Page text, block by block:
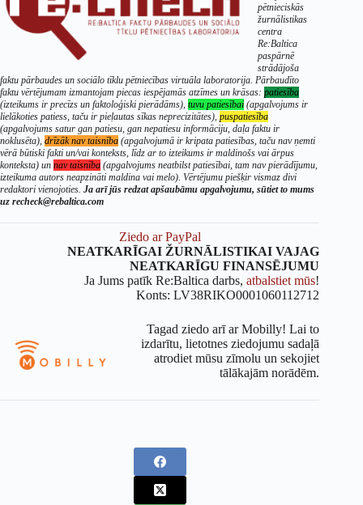
pētnieciskās
žurnālistikas
centra
Re:Baltica
paspārnē
strādājoša
faktu pārbaudes un sociālo tīklu pētniecības virtuāla laboratorija. Pārbaudīto
faktu vērtējumam izmantojam piecas iespējamās atzīmes un krāsas: patiesība
(izteikums ir precīzs un faktoloģiski pierādāms), tuvu patiesībai (apgalvojums ir
lielākoties patiess, taču ir pieļautas sīkas neprecizitātes), puspatiesība
(apgalvojums satur gan patiesu, gan nepatiesu informāciju, daļa faktu ir
noklusēta), drīzāk nav taisnība (apgalvojumā ir kripata patiesības, taču nav ņemti
vērā būtiski fakti un/vai konteksts, līdz ar to izteikums ir maldinošs vai ārpus
konteksta) un nav taisnība (apgalvojums neatbilst patiesībai, tam nav pierādījumu,
izteikuma autors neapzināti maldina vai melo). Vērtējumu piešķir vismaz divi
redaktori vienojoties. Ja arī jūs redzat apšaubāmu apgalvojumu, sūtiet to mums
uz recheck@rebaltica.com
Ziedo ar PayPal
NEATKARĪGAI ŽURNĀLISTIKAI VAJAG
NEATKARĪGU FINANSĒJUMU
Ja Jums patīk Re:Baltica darbs,atbalstiet mūs!
Konts: LV38RIKO0001060112712
Tagad ziedo arī ar Mobilly! Lai to
izdarītu, lietotnes ziedojumu sadaļā
atrodiet mūsu zīmolu un sekojiet
tālākajām norādēm.